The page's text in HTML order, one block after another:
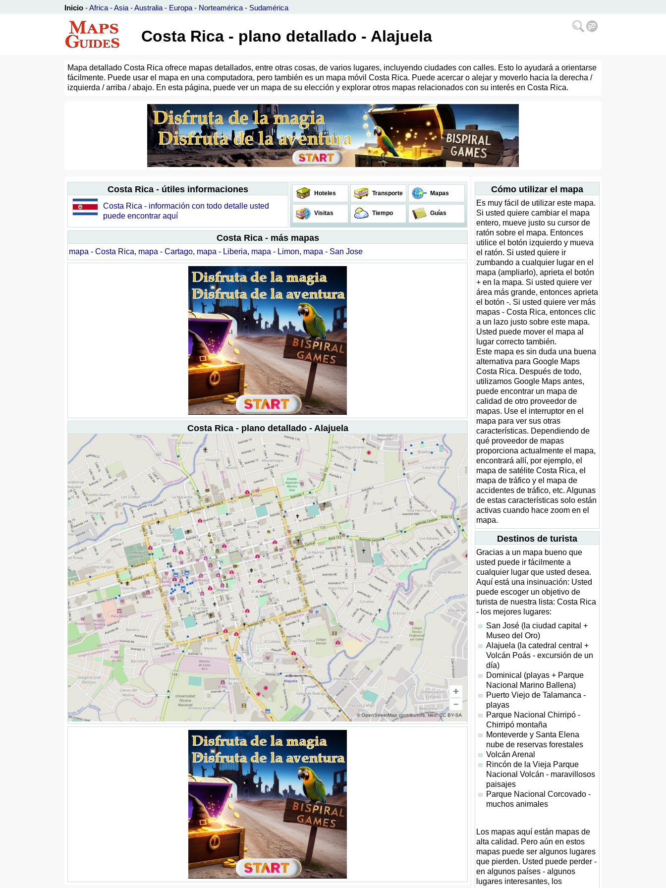
Inicio -Africa -Asia -Australia - Europa - Norteamérica - Sudamérica
Costa Rica - plano detallado - Alajuela
Mapa detallado Costa Rica ofrece mapas detallados, entre otras cosas, de varios lugares, incluyendo ciudades con calles. Esto lo ayudará a orientarse
fácilmente. Puede usar el mapa en una computadora, pero también es un mapa móvil Costa Rica. Puede acercar o alejar y moverlo hacia la derecha /
izquierda / arriba / abajo. En esta página, puede ver un mapa de su elección y explorar otros mapas relacionados con su interés en Costa Rica.
Costa Rica - útiles informaciones
Costa Rica - información con todo detalle usted
puede encontrar aquí
Hoteles Transporte Mapas
Visitas Tiempo Guías
Costa Rica - más mapas
mapa - Costa Rica, mapa - Cartago, mapa - Liberia, mapa - Limon, mapa - San Jose
Costa Rica - plano detallado - Alajuela
Cómo utilizar el mapa
Es muy fácil de utilizar este mapa.
Si usted quiere cambiar el mapa
entero, mueve justo su cursor de
ratón sobre el mapa. Entonces
utilice el botón izquierdo y mueva
el ratón. Si usted quiere ir
zumbando a cualquier lugar en el
mapa (ampliarlo), aprieta el botón
+ en la mapa. Si usted quiere ver
área más grande, entonces aprieta
el botón -. Si usted quiere ver más
mapas - Costa Rica, entonces clic
a un lazo justo sobre este mapa.
Usted puede mover el mapa al
lugar correcto también.
Este mapa es sin duda una buena
alternativa para Google Maps
Costa Rica. Después de todo,
utilizamos Google Maps antes,
puede encontrar un mapa de
calidad de otro proveedor de
mapas. Use el interruptor en el
mapa para ver sus otras
características. Dependiendo de
qué proveedor de mapas
proporciona actualmente el mapa,
encontrará allí, por ejemplo, el
mapa de satélite Costa Rica, el
mapa de tráfico y el mapa de
accidentes de tráfico, etc. Algunas
de estas características solo están
activas cuando hace zoom en el
mapa.
Destinos de turista
Gracias a un mapa bueno que
usted puede ir fácilmente a
cualquier lugar que usted desea.
Aquí está una insinuación: Usted
puede escoger un objetivo de
turista de nuestra lista: Costa Rica
- los mejores lugares:
San José (la ciudad capital +
Museo del Oro)
Alajuela (la catedral central +
Volcán Poás - excursión de un
día)
Dominical (playas + Parque
Nacional Marino Ballena)
Puerto Viejo de Talamanca -
playas
Parque Nacional Chirripó -
Chirripó montaña
Monteverde y Santa Elena
nube de reservas forestales
Volcán Arenal
Rincón de la Vieja Parque
Nacional Volcán - maravillosos
paisajes
Parque Nacional Corcovado -
muchos animales
Los mapas aquí están mapas de
alta calidad. Pero aún en estos
mapas puede ser algunos lugares
que pierden. Usted puede perder -
en algunos países - algunos
lugares interesantes, los